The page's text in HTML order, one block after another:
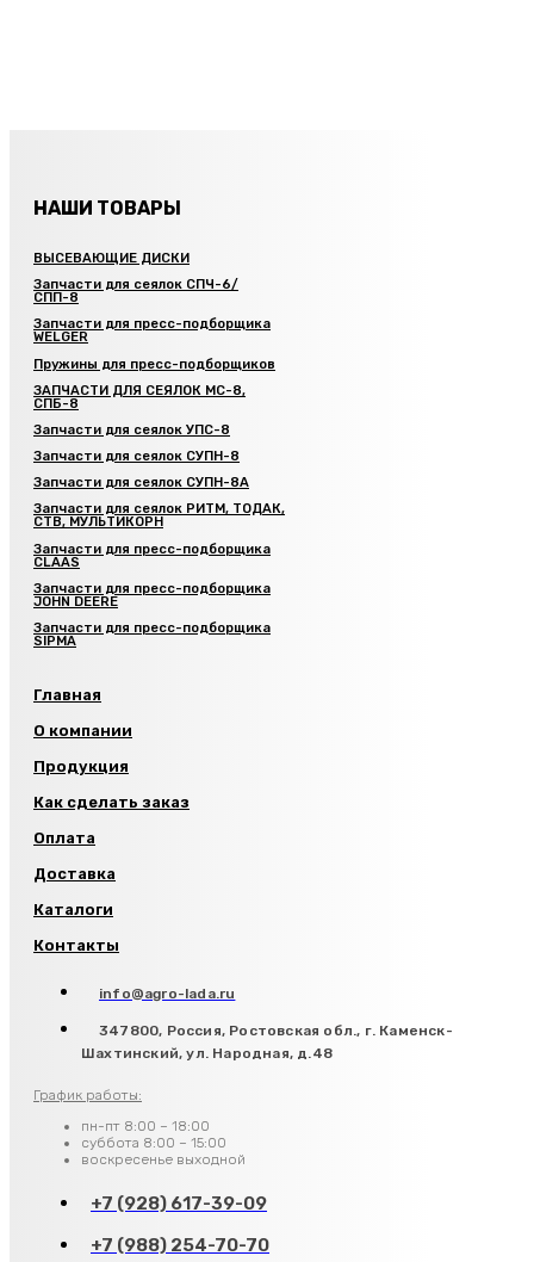
НАШИ ТОВАРЫ
ВЫСЕВАЮЩИЕ ДИСКИ
Запчасти для сеялок СПЧ-6/
СПП-8
Запчасти для пресс-подборщика
WELGER
Пружины для пресс-подборщиков
ЗАПЧАСТИ ДЛЯ СЕЯЛОК МС-8,
СПБ-8
Запчасти для сеялок УПС-8
Запчасти для сеялок СУПН-8
Запчасти для сеялок СУПН-8А
Запчасти для сеялок РИТМ, ТОДАК,
СТВ, МУЛЬТИКОРН
Запчасти для пресс-подборщика
CLAAS
Запчасти для пресс-подборщика
JOHN DEERE
Запчасти для пресс-подборщика
SIPMA
Главная
О компании
Продукция
Как сделать заказ
Оплата
Доставка
Каталоги
Контакты
info@agro-lada.ru
347800, Россия, Ростовская обл., г. Каменск-
Шахтинский, ул. Народная, д.48
График работы:
пн-пт 8:00 – 18:00
суббота 8:00 – 15:00
воскресенье выходной
+7 (928) 617-39-09
+7 (988) 254-70-70